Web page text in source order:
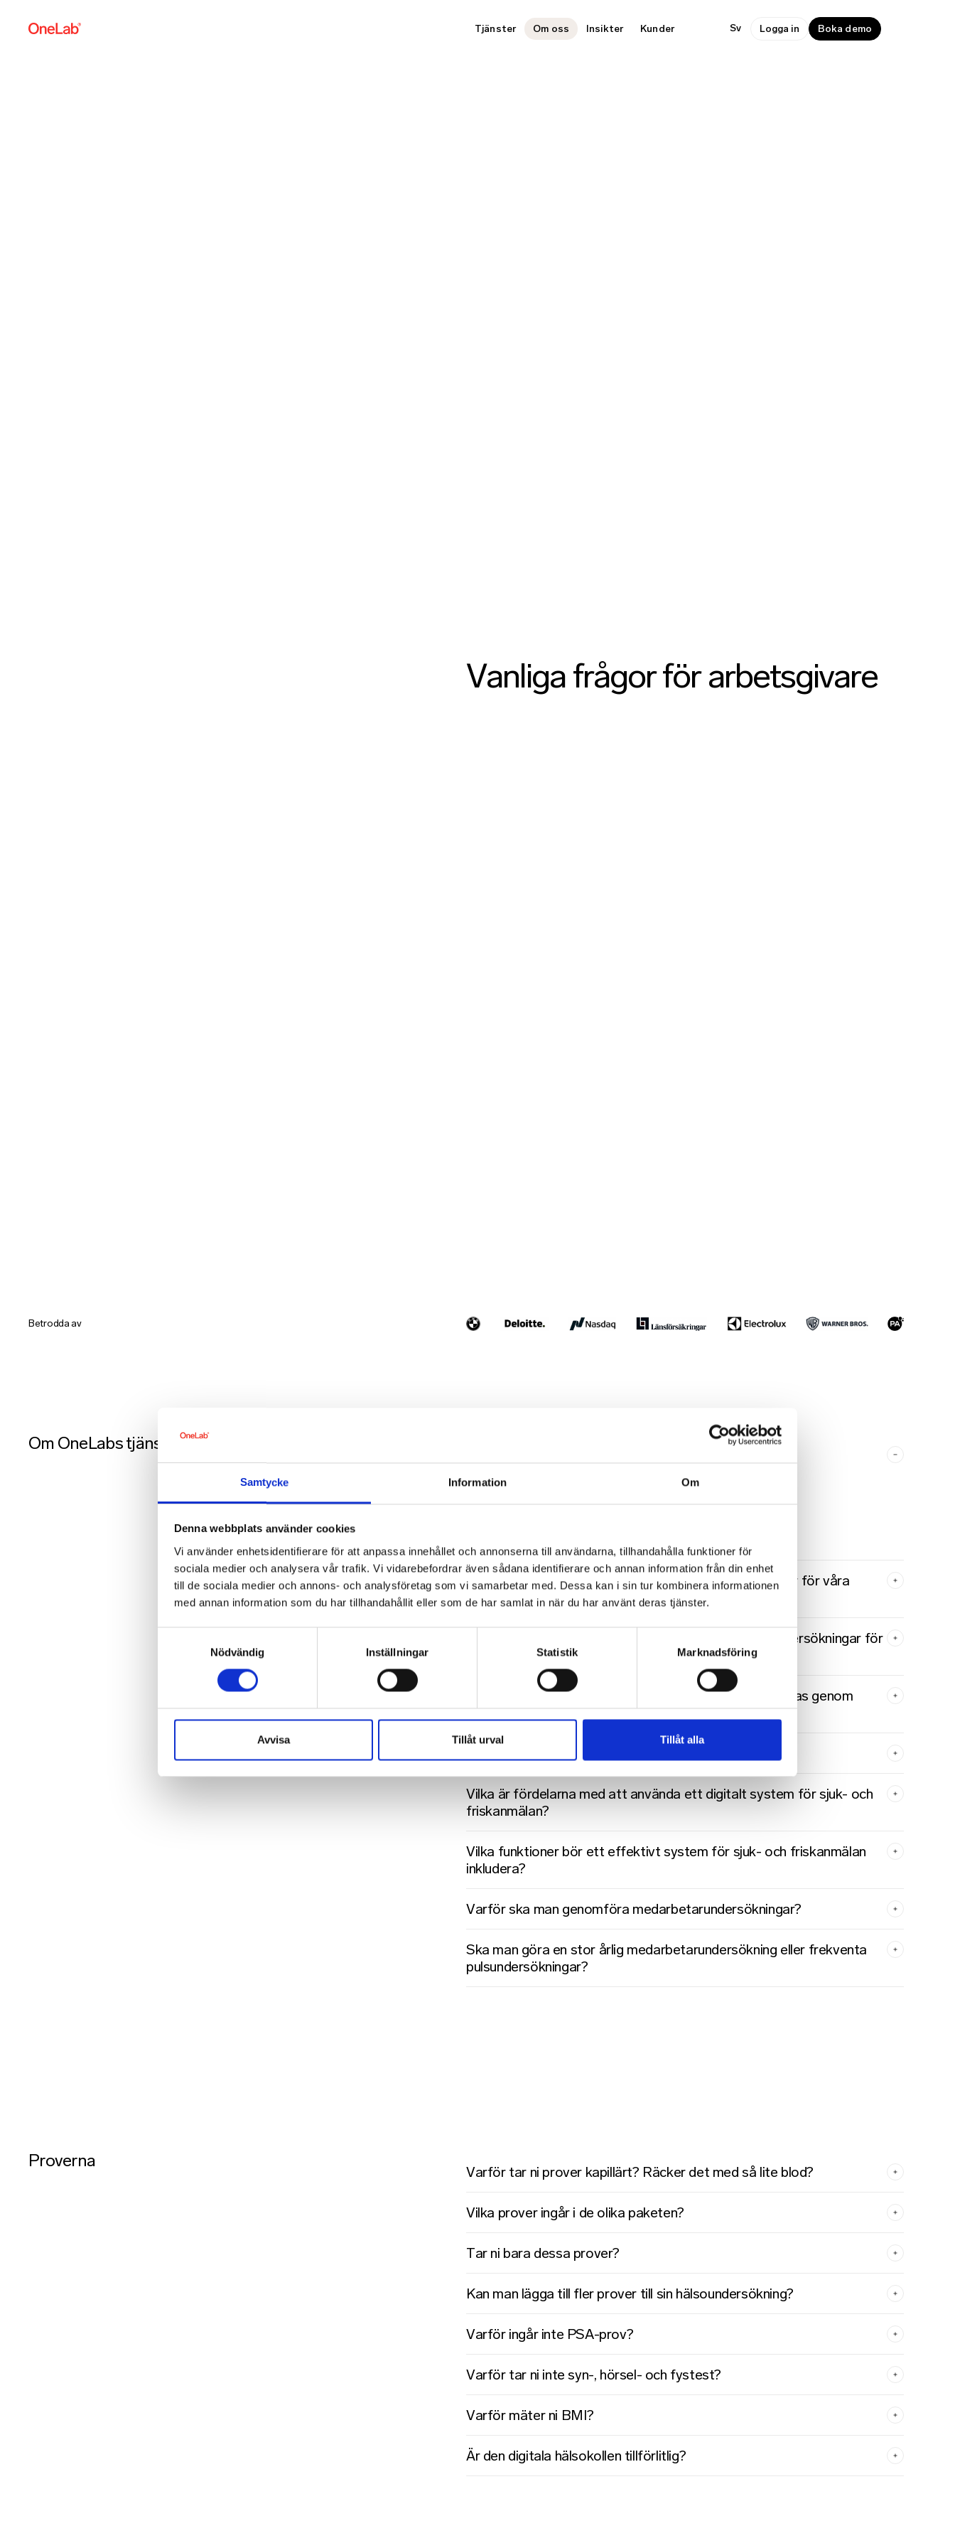
Samtycke Information Om
Denna webbplats använder cookies
Vi använder enhetsidentifierare för att anpassa innehållet och annonserna till användarna, tillhandahålla funktioner för
sociala medier och analysera vår trafik. Vi vidarebefordrar även sådana identifierare och annan information från din enhet
till de sociala medier och annons- och analysföretag som vi samarbetar med. Dessa kan i sin tur kombinera informationen
med annan information som du har tillhandahållit eller som de har samlat in när du har använt deras tjänster.
Nödvändig
Inställningar Statistik Marknadsföring
Avvisa Tillåt urval Tillåt alla
Tjänster Om oss Insikter Kunder Sv Logga in Boka demo
Vanliga frågor för arbetsgivare
Betrodda av
Om OneLabs tjänster
En hälsoundersökning för företag innebär att anställda erbjuds
Varför bör vårt företag investera i hälsoundersökningar för våra
anställda?
Hur ofta rekommenderas det att genomföra hälsoundersökningar för
Vilka typer av hälsorisker kan identifieras och förebyggas genom
dessa undersökningar?
Vilka är fördelarna med att använda ett digitalt system för sjuk- och
friskanmälan?
Vilka funktioner bör ett effektivt system för sjuk- och friskanmälan
inkludera?
Varför ska man genomföra medarbetarundersökningar?
Ska man göra en stor årlig medarbetarundersökning eller frekventa
pulsundersökningar?
Proverna
Varför tar ni prover kapillärt? Räcker det med så lite blod?
Vilka prover ingår i de olika paketen?
Tar ni bara dessa prover?
Kan man lägga till fler prover till sin hälsoundersökning?
Varför ingår inte PSA-prov?
Varför tar ni inte syn-, hörsel- och fystest?
Varför mäter ni BMI?
Är den digitala hälsokollen tillförlitlig?